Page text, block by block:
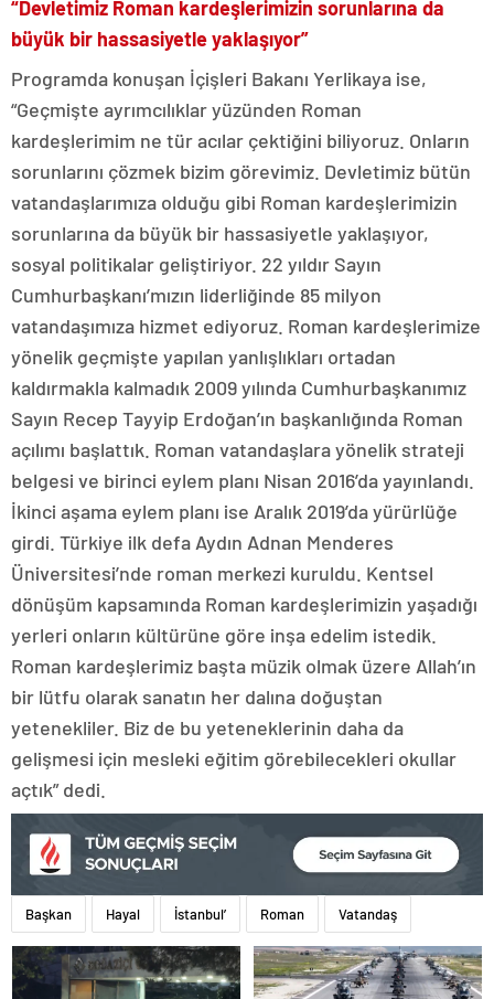
“Devletimiz Roman kardeşlerimizin sorunlarına da
büyük bir hassasiyetle yaklaşıyor”
Programda konuşan İçişleri Bakanı Yerlikaya ise,
“Geçmişte ayrımcılıklar yüzünden Roman
kardeşlerimim ne tür acılar çektiğini biliyoruz. Onların
sorunlarını çözmek bizim görevimiz. Devletimiz bütün
vatandaşlarımıza olduğu gibi Roman kardeşlerimizin
sorunlarına da büyük bir hassasiyetle yaklaşıyor,
sosyal politikalar geliştiriyor. 22 yıldır Sayın
Cumhurbaşkanı’mızın liderliğinde 85 milyon
vatandaşımıza hizmet ediyoruz. Roman kardeşlerimize
yönelik geçmişte yapılan yanlışlıkları ortadan
kaldırmakla kalmadık 2009 yılında Cumhurbaşkanımız
Sayın Recep Tayyip Erdoğan’ın başkanlığında Roman
açılımı başlattık. Roman vatandaşlara yönelik strateji
belgesi ve birinci eylem planı Nisan 2016’da yayınlandı.
İkinci aşama eylem planı ise Aralık 2019’da yürürlüğe
girdi. Türkiye ilk defa Aydın Adnan Menderes
Üniversitesi’nde roman merkezi kuruldu. Kentsel
dönüşüm kapsamında Roman kardeşlerimizin yaşadığı
yerleri onların kültürüne göre inşa edelim istedik.
Roman kardeşlerimiz başta müzik olmak üzere Allah’ın
bir lütfu olarak sanatın her dalına doğuştan
yetenekliler. Biz de bu yeteneklerinin daha da
gelişmesi için mesleki eğitim görebilecekleri okullar
açtık” dedi.
Başkan Hayal İstanbul’ Roman Vatandaş